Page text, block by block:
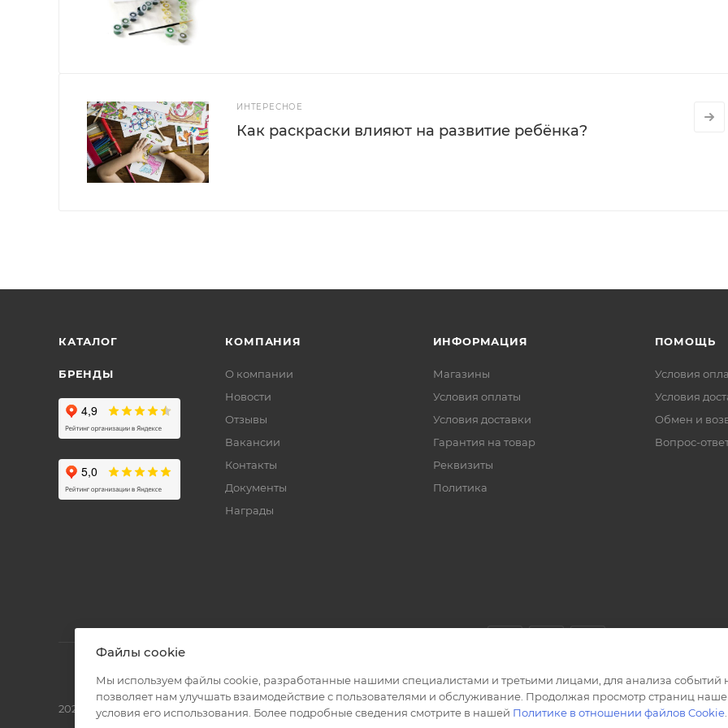
ИНТЕРЕСНОЕ
Как раскраски влияют на развитие ребёнка?
КАТАЛОГ
БРЕНДЫ
КОМПАНИЯ
О компании
Новости
Отзывы
Вакансии
Контакты
Документы
Награды
ИНФОРМАЦИЯ
Магазины
Условия оплаты
Условия доставки
Гарантия на товар
Реквизиты
Политика
ПОМОЩЬ
Условия
Условия
Обмен и
Вопрос-
2026 © Полиграф кит - интернет-магазин
Файлы cookie
Мы используем файлы cookie, разработанные нашими специалистами и третьими лицами, для анализа событий
позволяет нам улучшать взаимодействие с пользователями и обслуживание. Продолжая просмотр страниц
условия его использования. Более подробные сведения смотрите в нашей Политике в отношении файлов Cookie